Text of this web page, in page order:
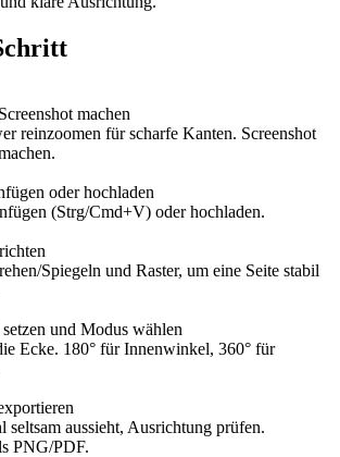
machen
reinzoomen für scharfe Kanten. Screenshot
oder hochladen
(Strg/Cmd+V) oder hochladen.
Spiegeln und Raster, um eine Seite stabil
und Modus wählen
Ecke. 180° für Innenwinkel, 360° für
seltsam aussieht, Ausrichtung prüfen.
PNG/PDF.